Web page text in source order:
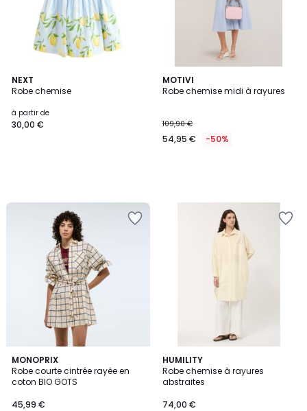
NEXT
Robe chemise
à partir de
30,00 €
MOTIVI
Robe chemise midi à rayures
109,90 €
54,95 € -50%
MONOPRIX
Robe courte cintrée rayée en
coton BIO GOTS
45,99 €
5
/
5
HUMILITY
Robe chemise à rayures
abstraites
74,00 €